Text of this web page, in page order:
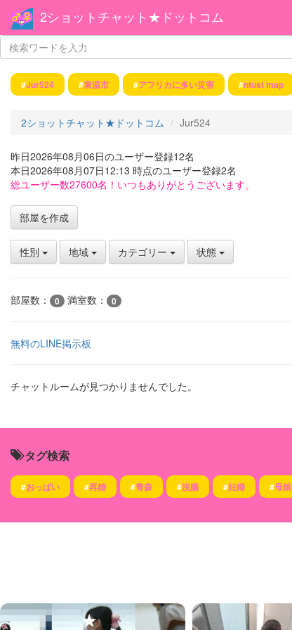
2ショットチャット★ドットコム
#Jur524 #東温市 #アフリカに多い災害 #ntust map
2ショットチャット★ドットコム Jur524
昨日2026年08月06日のユーザー登録12名
本日2026年08月07日12:13 時点のユーザー登録2名
総ユーザー数27600名！いつもありがとうございます。
部屋を作成
性別 地域 カテゴリー 状態
部屋数： 0 満室数： 0
無料のLINE掲示板
チャットルームが見つかりませんでした。
タグ検索
#おっぱい #再婚 #青森 #浣腸 #妊婦 #母娘